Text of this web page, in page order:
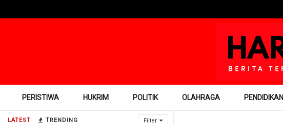
LATEST TRENDING Filter
PERISTIWA HUKRIM POLITIK OLAHRAGA PENDIDIKAN